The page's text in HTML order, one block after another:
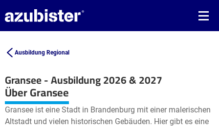
Ausbildung Regional
Gransee - Ausbildung 2026 & 2027
+
−
Leaflet| ©OpenStreetMap2
Über Gransee
Gransee ist eine Stadt in Brandenburg mit einer malerischen
Altstadt und vielen historischen Gebäuden. Hier gibt es eine